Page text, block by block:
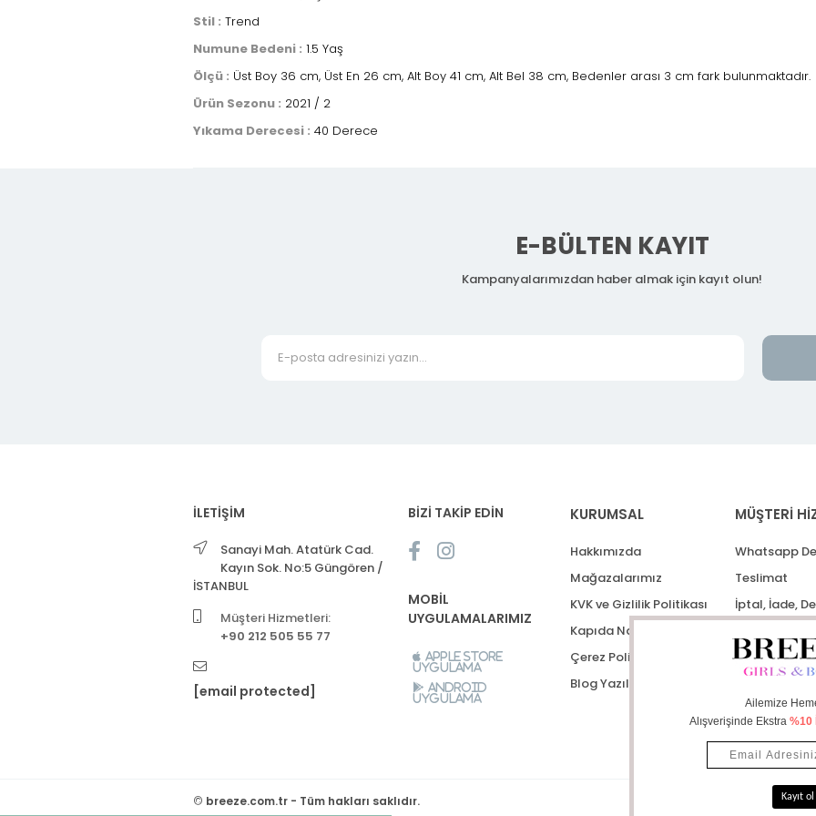
Stil : Trend
Numune Bedeni : 1.5 Yaş
Ölçü : Üst Boy 36 cm, Üst En 26 cm, Alt Boy 41 cm, Alt Bel 38 cm, Bedenler arası 3 cm fark bulunmaktadır.
Ürün Sezonu : 2021 / 2
Yıkama Derecesi : 40 Derece
E-BÜLTEN KAYIT
Kampanyalarımızdan haber almak için kayıt olun!
İLETİŞİM
Sanayi Mah. Atatürk Cad.
Kayın Sok. No:5 Güngören /
İSTANBUL
Müşteri Hizmetleri:
+90 212 505 55 77
[email protected]
BİZİ TAKİP EDİN
MOBİL
UYGULAMALARIMIZ
Apple Store
Uygulama
Android
Uygulama
KURUMSAL
Hakkımızda
Mağazalarımız
KVK ve Gizlilik Politikası
Kapıda Nakit Ödeme
Çerez Politikası
Blog Yazıları
MÜŞTERİ
Whatsapp
Teslimat
İptal, İade,
© breeze.com.tr - Tüm hakları saklıdır.